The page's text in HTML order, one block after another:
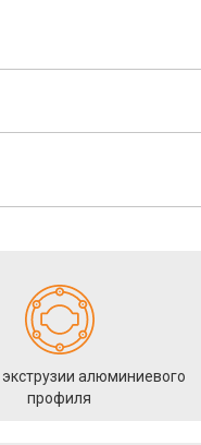
алюминиевого
профиля